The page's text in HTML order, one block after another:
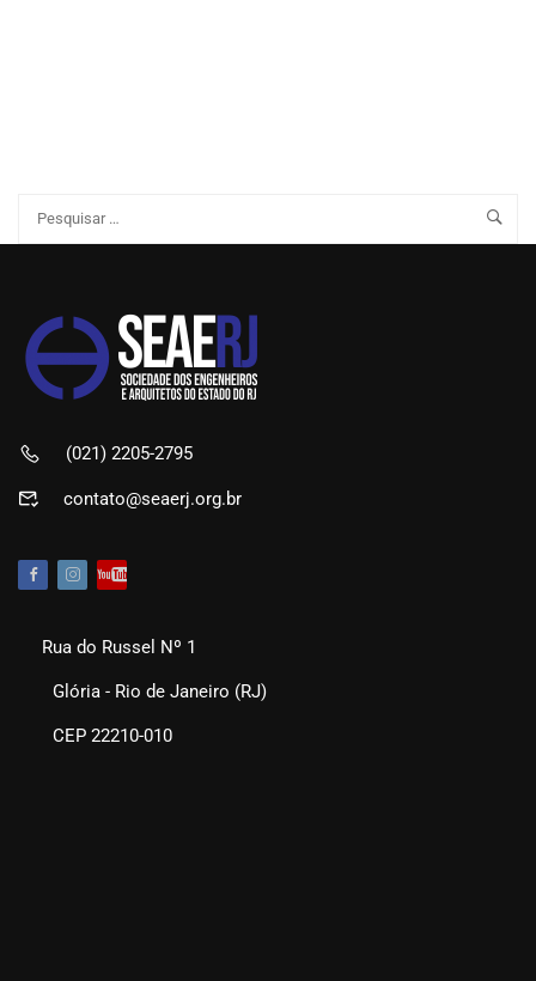
(021) 2205-2795
contato@seaerj.org.br
Rua do Russel Nº 1
Glória - Rio de Janeiro (RJ)
CEP 22210-010